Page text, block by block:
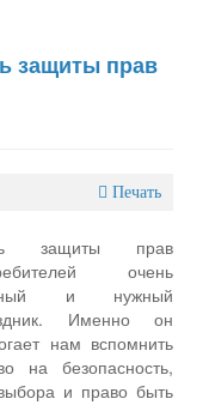
защиты прав
Печать
защиты прав
очень
и нужный
Именно он
нам вспомнить
безопасность,
и право быть